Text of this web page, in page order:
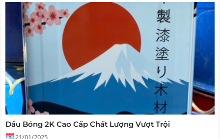
công nghiệp
Dầu Bóng 2K Cao Cấp Chất Lượng Vượt Trội
21/01/2025